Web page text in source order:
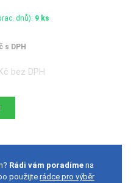
dnů): 9 ks
s DPH
bez DPH
Rádi vám poradímena
použijte rádce pro výběr